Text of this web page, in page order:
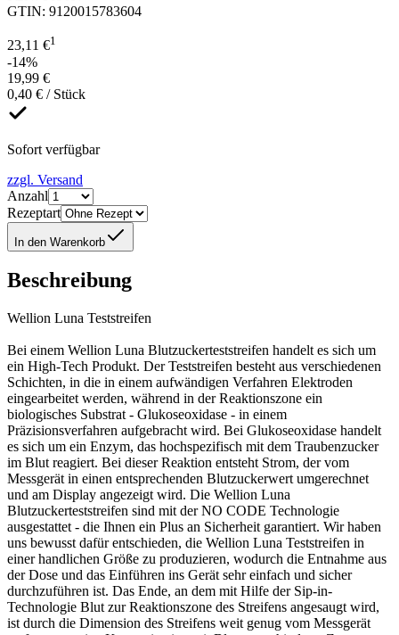
GTIN: 9120015783604
23,11 €1
-14%
19,99 €
0,40 € / Stück
Sofort verfügbar
zzgl. Versand
Anzahl
Rezeptart
In den Warenkorb
Beschreibung
Wellion Luna Teststreifen
Bei einem Wellion Luna Blutzuckerteststreifen handelt es sich um
ein High-Tech Produkt. Der Teststreifen besteht aus verschiedenen
Schichten, in die in einem aufwändigen Verfahren Elektroden
eingearbeitet werden, während in der Reaktionszone ein
biologisches Substrat - Glukoseoxidase - in einem
Präzisionsverfahren aufgebracht wird. Bei Glukoseoxidase handelt
es sich um ein Enzym, das hochspezifisch mit dem Traubenzucker
im Blut reagiert. Bei dieser Reaktion entsteht Strom, der vom
Messgerät in einen entsprechenden Blutzuckerwert umgerechnet
und am Display angezeigt wird. Die Wellion Luna
Blutzuckerteststreifen sind mit der NO CODE Technologie
ausgestattet - die Ihnen ein Plus an Sicherheit garantiert. Wir haben
uns bewusst dafür entschieden, die Wellion Luna Teststreifen in
einer handlichen Größe zu produzieren, wodurch die Entnahme aus
der Dose und das Einführen ins Gerät sehr einfach und sicher
durchzuführen ist. Das Ende, an dem mit Hilfe der Sip-in-
Technologie Blut zur Reaktionszone des Streifens angesaugt wird,
ist durch die Dimension des Streifens weit genug vom Messgerät